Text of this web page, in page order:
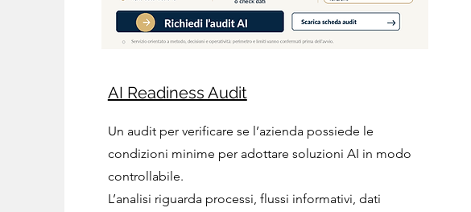
AI Readiness Audit
Un audit per verificare se l’azienda possiede le
condizioni minime per adottare soluzioni AI in modo
controllabile.
L’analisi riguarda processi, flussi informativi, dati